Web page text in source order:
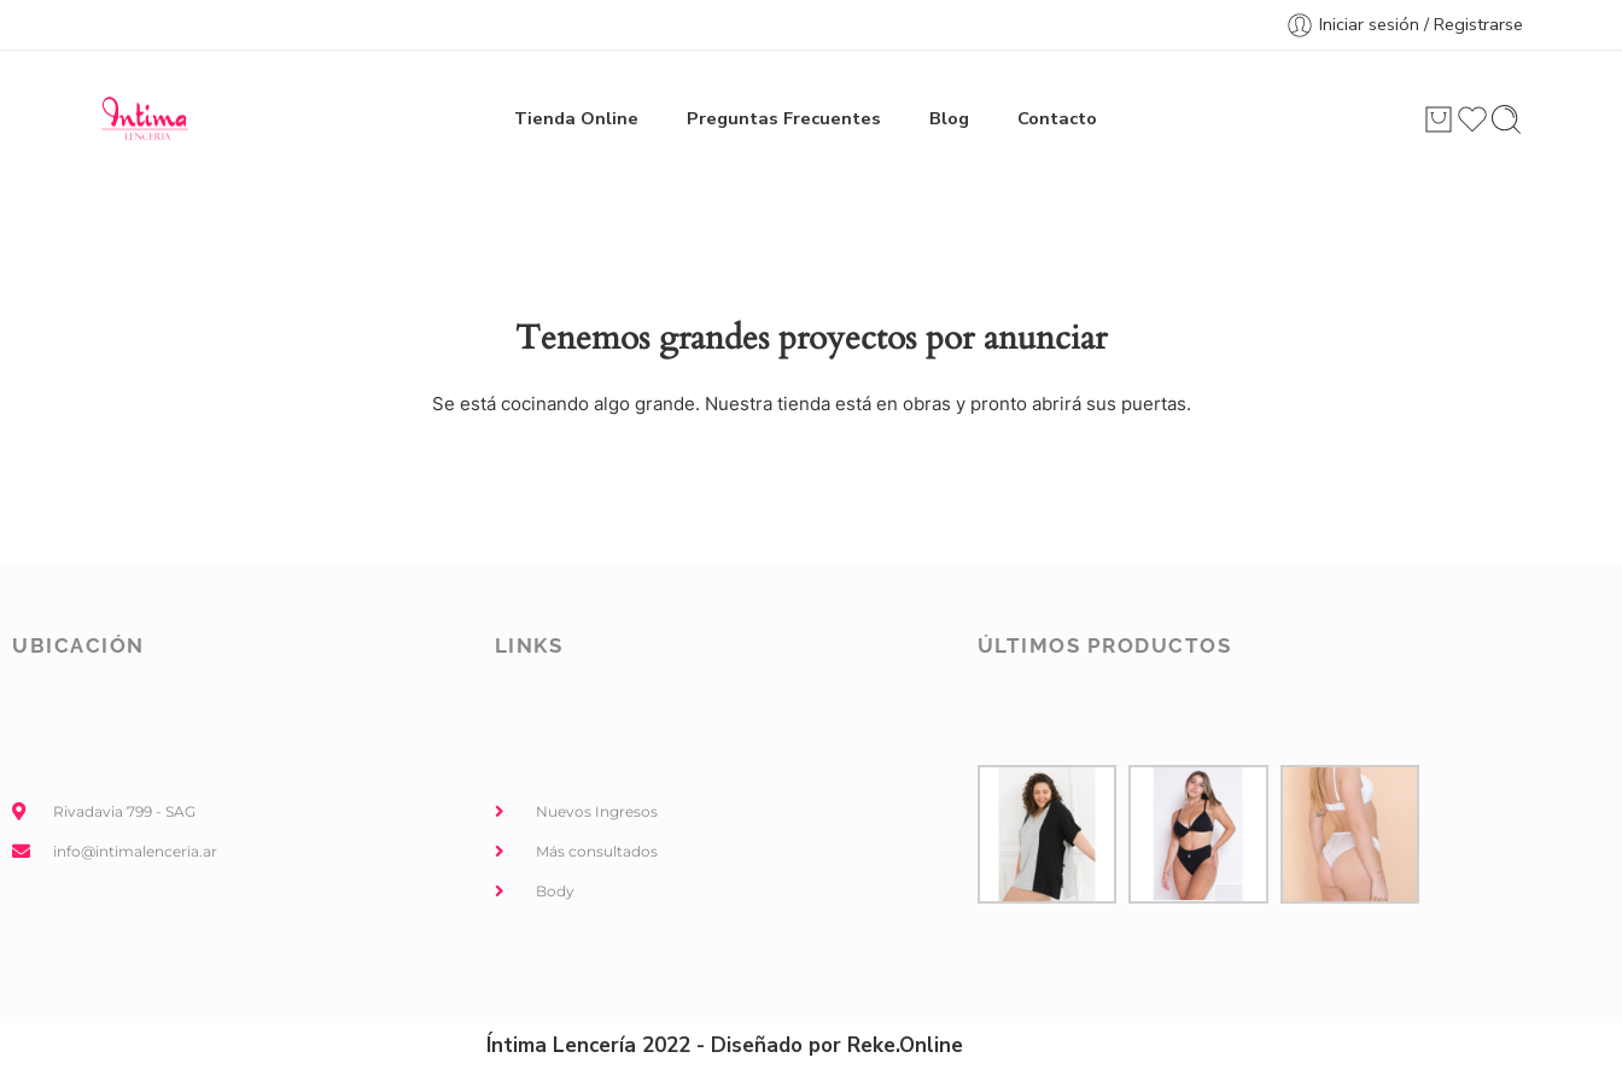
Iniciar sesión / Registrarse
Tienda Online Preguntas Frecuentes Blog Contacto
Tenemos grandes proyectos por anunciar
Se está cocinando algo grande. Nuestra tienda está en obras y pronto abrirá sus puertas.
UBICACIÓN
Rivadavia 799 - SAG
info@intimalenceria.ar
LINKS
Nuevos Ingresos
Más consultados
Body
ÚLTIMOS PRODUCTOS
Íntima Lencería 2022 - Diseñado por Reke.Online